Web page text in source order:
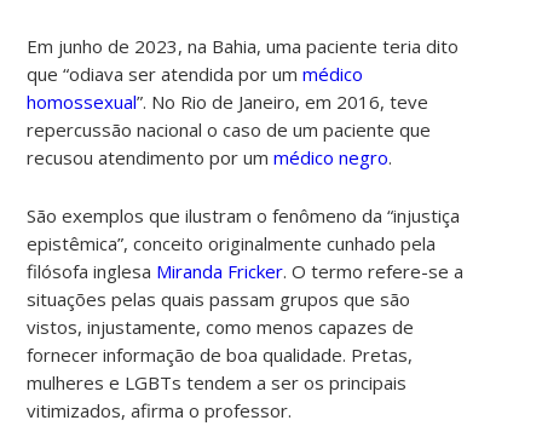
Em junho de 2023, na Bahia, uma paciente teria dito
que “odiava ser atendida por ummédico
homossexual”. No Rio de Janeiro, em 2016, teve
repercussão nacional o caso de um paciente que
recusou atendimento por ummédico negro.
São exemplos que ilustram o fenômeno da “injustiça
epistêmica”, conceito originalmente cunhado pela
filósofa inglesa Miranda Fricker. O termo refere-se a
situações pelas quais passam grupos que são
vistos, injustamente, como menos capazes de
fornecer informação de boa qualidade. Pretas,
mulheres e LGBTs tendem a ser os principais
vitimizados, afirma o professor.